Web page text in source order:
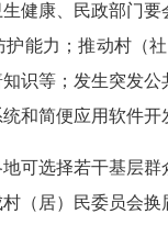
生健康、民政部门
能力；推动村（
识等；发生突发
和简便应用软件
地可选择若干基层
（居）民委员会